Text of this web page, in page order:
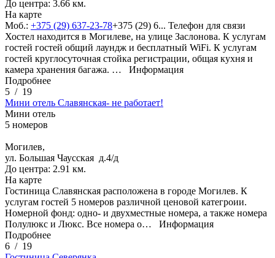
До центра: 3.66 км.
На карте
Моб.: +375 (29) 637-23-78+375 (29) 6... Телефон для связи
Хостел находится в Могилеве, на улице Заслонова. К услугам
гостей гостей общий лаундж и бесплатный WiFi. К услугам
гостей круглосуточная стойка регистрации, общая кухня и
камера хранения багажа. … Информация
Подробнее
5 / 19
Мини отель Славянская- не работает!
Мини отель
5 номеров
Могилев,
ул. Большая Чаусская д.4/д
До центра: 2.91 км.
На карте
Гостиница Славянская расположена в городе Могилев. К
услугам гостей 5 номеров различной ценовой категроии.
Номерной фонд: одно- и двухместные номера, а также номера
Полулюкс и Люкс. Все номера о… Информация
Подробнее
6 / 19